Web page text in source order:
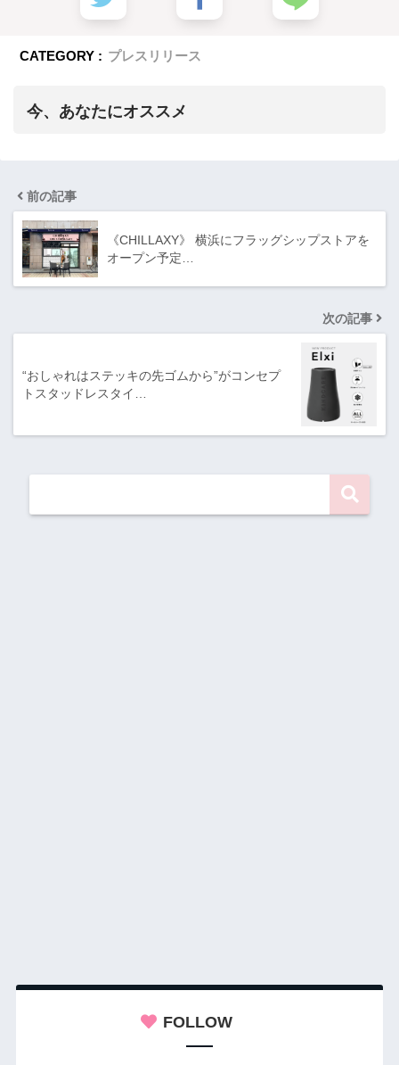
CATEGORY : プレスリリース
今、あなたにオススメ
前の記事
《CHILLAXY》 横浜にフラッグシップストアを
オープン予定…
次の記事
“おしゃれはステッキの先ゴムから”がコンセプ
トスタッドレスタイ…
FOLLOW